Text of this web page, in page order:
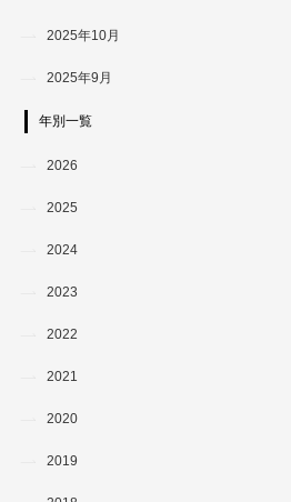
2025年10月
2025年9月
年別一覧
2026
2025
2024
2023
2022
2021
2020
2019